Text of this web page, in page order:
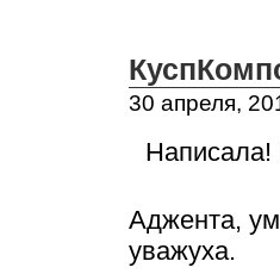
30 апреля,
Написала!
Аджента,
уважуха.